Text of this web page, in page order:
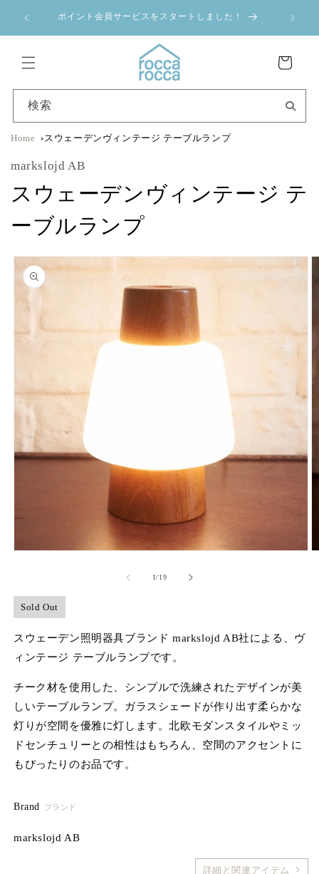
ンツに
ポイント会員サービスをスタートしました！
ー
検索
Home スウェーデンヴィンテージ テーブルランプ
markslojd AB
スウェーデンヴィンテージ テ
ーブルランプ
商品情
報にス
キップ
ル
で
メ
デ
ィ
ア
を
開
く
1/の
19
Sold Out
スウェーデン照明器具ブランド markslojd AB社による、ヴ
ィンテージ テーブルランプです。
チーク材を使用した、シンプルで洗練されたデザインが美
しいテーブルランプ。ガラスシェードが作り出す柔らかな
灯りが空間を優雅に灯します。北欧モダンスタイルやミッ
ドセンチュリーとの相性はもちろん、空間のアクセントに
もぴったりのお品です。
Brand ブランド
markslojd AB
詳細と関連アイテム